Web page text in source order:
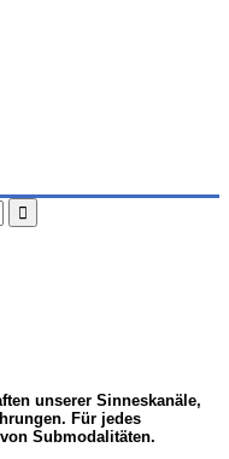
unserer Sinneskanäle,
Für jedes
Submodalitäten.